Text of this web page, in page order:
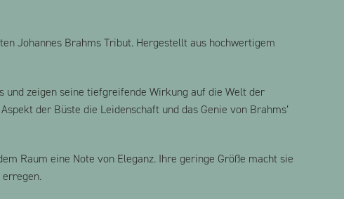
Johannes Brahms Tribut. Hergestellt aus hochwertigem
und zeigen seine tiefgreifende Wirkung auf die Welt der
der Büste die Leidenschaft und das Genie von Brahms’
Raum eine Note von Eleganz. Ihre geringe Größe macht sie